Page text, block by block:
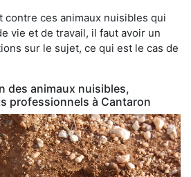
contre ces animaux nuisibles qui
vie et de travail, il faut avoir un
sur le sujet, ce qui est le cas de
des animaux nuisibles,
professionnels à Cantaron